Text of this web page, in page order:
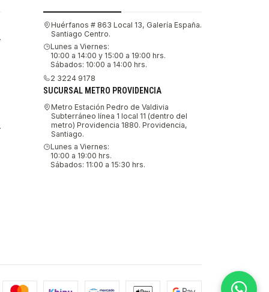
Huérfanos # 863 Local 13, Galería España.
Santiago Centro.
Lunes a Viernes:
10:00 a 14:00 y 15:00 a 19:00 hrs.
Sábados: 10:00 a 14:00 hrs.
2 3224 9178
SUCURSAL METRO PROVIDENCIA
Metro Estación Pedro de Valdivia
Subterráneo línea 1 local 11 (dentro del
metro) Providencia 1880. Providencia,
Santiago.
Lunes a Viernes:
10:00 a 19:00 hrs.
Sábados: 11:00 a 15:30 hrs.